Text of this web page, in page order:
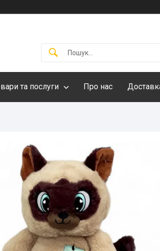
та послуги Про нас